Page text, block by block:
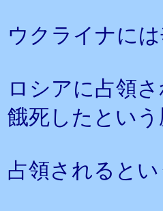
ウクライナに
ロシアに占領
餓死したという
占領されると